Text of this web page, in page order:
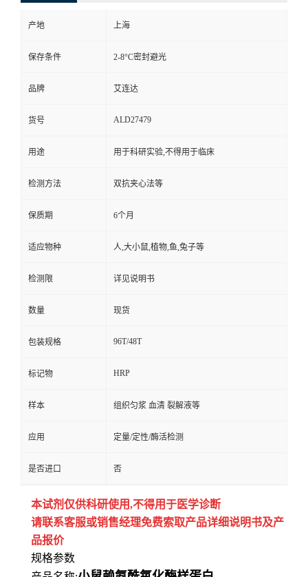
产地 上海
保存条件 2-8°C密封避光
品牌 艾连达
货号 ALD27479
用途 用于科研实验,不得用于临床
检测方法 双抗夹心法等
保质期 6个月
适应物种 人,大小鼠,植物,鱼,兔子等
检测限 详见说明书
数量 现货
包装规格 96T/48T
标记物 HRP
样本 组织匀浆 血清 裂解液等
应用 定量/定性/酶活检测
是否进口 否
本试剂仅供科研使用,不得用于医学诊断
请联系客服或销售经理免费索取产品详细说明书及产
品报价
规格参数